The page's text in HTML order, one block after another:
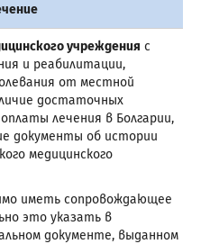
учреждения с
и реабилитации,
от местной
достаточных
лечения в Болгарии,
документы об истории
медицинского
иметь сопровождающее
это указать в
документе, выданном